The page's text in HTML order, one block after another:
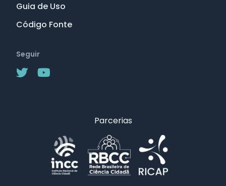
Guia de Uso
Código Fonte
Seguir
Parcerias